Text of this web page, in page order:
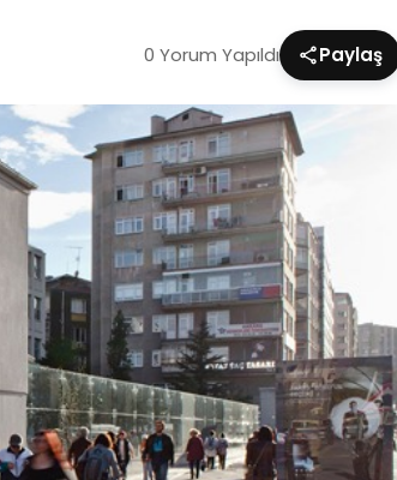
0 Yorum Yapıldı Paylaş